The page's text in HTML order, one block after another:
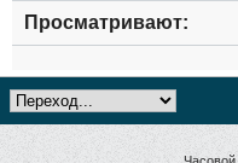
Просматривают: